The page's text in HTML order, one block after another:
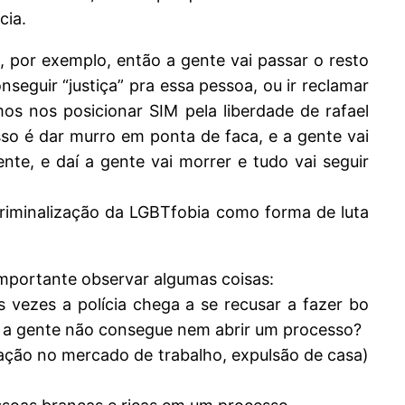
exemplo, então a gente vai passar o resto
“justiça” pra essa pessoa, ou ir reclamar
nos posicionar SIM pela liberdade de rafael
é dar murro em ponta de faca, e a gente vai
e daí a gente vai morrer e tudo vai seguir
da LGBTfobia como forma de luta
observar algumas coisas:
vezes a polícia chega a se recusar a fazer bo
gente não consegue nem abrir um processo?
no mercado de trabalho, expulsão de casa)